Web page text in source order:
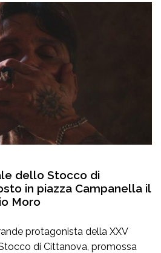
dello Stocco di
in piazza Campanella il
Moro
protagonista della XXV
di Cittanova, promossa